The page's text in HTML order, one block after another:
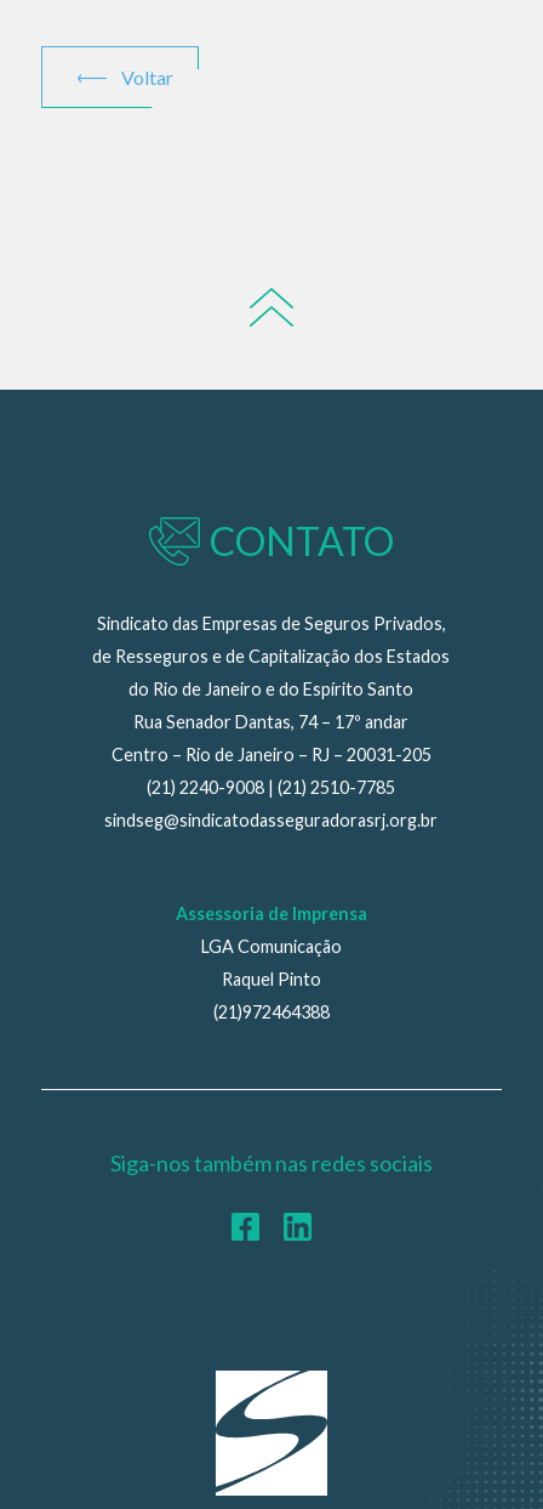
Voltar
CONTATO
Sindicato das Empresas de Seguros Privados,
de Resseguros e de Capitalização dos Estados
do Rio de Janeiro e do Espírito Santo
Rua Senador Dantas, 74 – 17º andar
Centro – Rio de Janeiro – RJ – 20031-205
(21) 2240-9008 | (21) 2510-7785
sindseg@sindicatodasseguradorasrj.org.br
Assessoria de Imprensa
LGA Comunicação
Raquel Pinto
(21)972464388
Siga-nos também nas redes sociais